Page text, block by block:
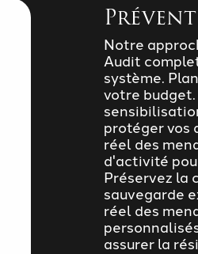
Notre
Audit
système.
votre
protéger vos
réel des
d'activité
Préservez la
sauvegarde
réel des
assurer la